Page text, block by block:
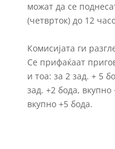
можат да се
(четврток) до 12
Комисијата ги
Се прифаќаат
и тоа: за 2 зад. + 5
зад. +2 бода,
вкупно +5 бода.